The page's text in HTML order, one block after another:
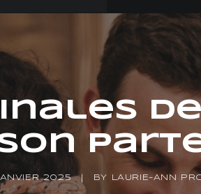
2025 | BY LAURIE-ANN